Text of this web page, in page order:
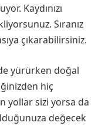
Kaydınızı
Sıranız
çıkarabilirsiniz.
yürürken doğal
hiç
yollar sizi yorsa da
değecek